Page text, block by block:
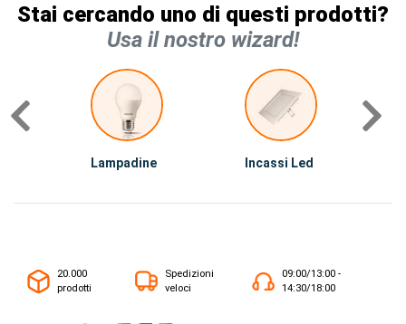
Stai cercando uno di questi prodotti?
Usa il nostro wizard!
Lampadine Incassi Led
20.000
prodotti
Spedizioni
veloci
09:00/13:00 -
14:30/18:00